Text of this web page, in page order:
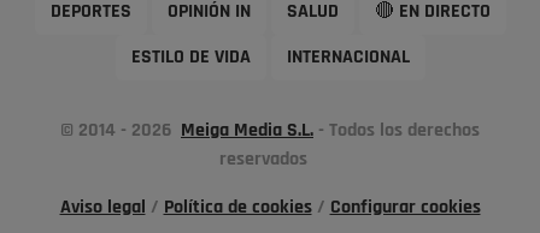
DEPORTES OPINIÓN IN SALUD 🔴 EN DIRECTO
ESTILO DE VIDA INTERNACIONAL
© 2014 - 2026 Meiga Media S.L. - Todos los derechos
reservados
Aviso legal / Política de cookies/ Configurar cookies